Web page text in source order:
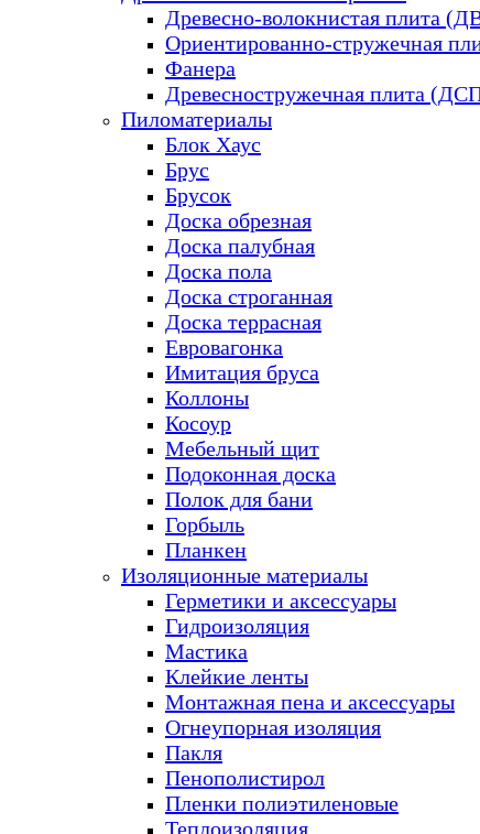
Древесно-волокнистая плита
Ориентированно-стружечная
Фанера
Древесностружечная плита
Пиломатериалы
Блок Хаус
Брус
Брусок
Доска обрезная
Доска палубная
Доска пола
Доска строганная
Доска террасная
Евровагонка
Имитация бруса
Коллоны
Косоур
Мебельный щит
Подоконная доска
Полок для бани
Горбыль
Планкен
Изоляционные материалы
Герметики и аксессуары
Гидроизоляция
Мастика
Клейкие ленты
Монтажная пена и аксессуары
Огнеупорная изоляция
Пакля
Пенополистирол
Пленки полиэтиленовые
Теплоизоляция